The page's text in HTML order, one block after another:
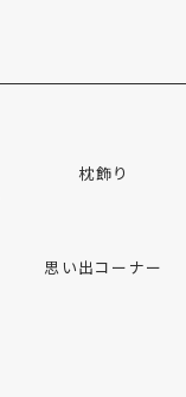
枕飾り
思い出コーナー